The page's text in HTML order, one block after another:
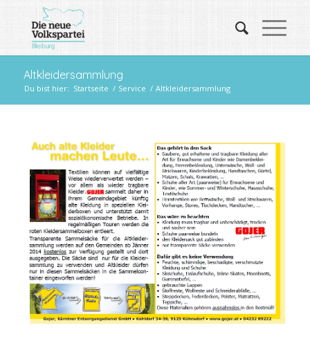
Altkleidersammlung
Du bist hier: Startseite / Service / Altkleidersammlung